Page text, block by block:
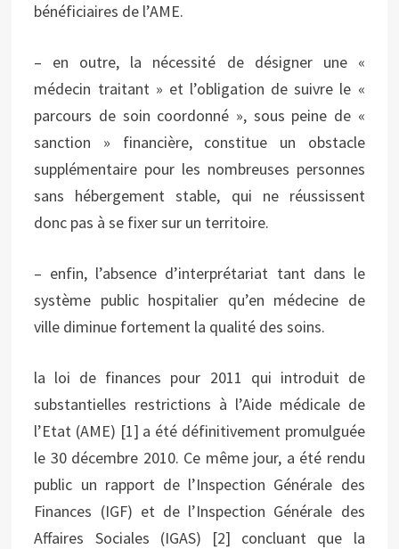
bénéficiaires de l’AME.
– en outre, la nécessité de désigner une «
médecin traitant » et l’obligation de suivre le «
parcours de soin coordonné », sous peine de «
sanction » financière, constitue un obstacle
supplémentaire pour les nombreuses personnes
sans hébergement stable, qui ne réussissent
donc pas à se fixer sur un territoire.
– enfin, l’absence d’interprétariat tant dans le
système public hospitalier qu’en médecine de
ville diminue fortement la qualité des soins.
la loi de finances pour 2011 qui introduit de
substantielles restrictions à l’Aide médicale de
l’Etat (AME) [1] a été définitivement promulguée
le 30 décembre 2010. Ce même jour, a été rendu
public un rapport de l’Inspection Générale des
Finances (IGF) et de l’Inspection Générale des
Affaires Sociales (IGAS) [2] concluant que la